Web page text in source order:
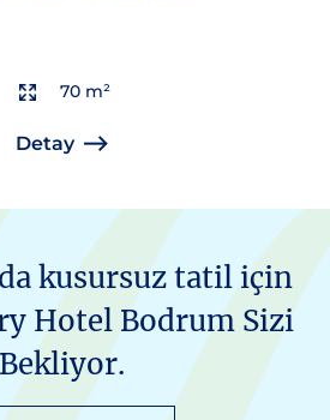
70 m²
Detay
kusursuz tatil için
Hotel Bodrum Sizi
Bekliyor.